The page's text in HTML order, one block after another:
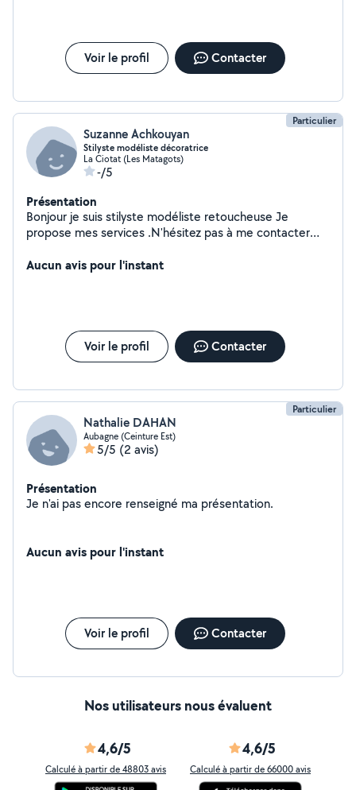
Voir le profil Contacter
Particulier
Suzanne Achkouyan
Stilyste modéliste décoratrice
La Ciotat (Les Matagots)
-/5
Présentation
Bonjour je suis stilyste modéliste retoucheuse Je
propose mes services .N'hésitez pas à me contacter
Aucun avis pour l'instant
Voir le profil Contacter
Particulier
Nathalie DAHAN
Aubagne (Ceinture Est)
5/5 (2 avis)
Présentation
Je n'ai pas encore renseigné ma présentation.
Aucun avis pour l'instant
Voir le profil Contacter
Nos utilisateurs nous évaluent
4,6/5
Calculé à partir de 48803 avis
4,6/5
Calculé à partir de 66000 avis